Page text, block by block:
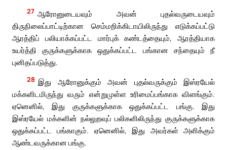
27 ஆரோனுடையவும் அவன் புதல்வருடையவும்
திருநிலைப்பாட்டிற்கான செம்மறிக்கிடாயிலிருந்து எடுக்கப்பட்டு
ஆரத்திப் பலியாக்கப்பட்ட மார்புக் கண்டத்தையும், ஆரத்தியாக
உயர்த்தி குருக்களுக்காக ஒதுக்கப்பட்ட பங்கான சந்தையும் நீ
புனிதப்படுத்து.
28 இது ஆரோனுக்கும் அவன் புதல்வருக்கும் இஸ்ரயேல்
மக்களிடமிருந்து வரும் என்றுமுள்ள உரிமைப்பங்காக விளங்கும்.
ஏனெனில், இது குருக்களுக்காக ஒதுக்கப்பட்ட பங்கு. இது
இஸ்ரயேல் மக்களின் நல்லுறவுப் பலிகளிலிருந்து குருக்களுக்காக
ஒதுக்கப்பட்ட பங்காகும். ஏனெனில், இது அவர்கள் அளிக்கும்
ஆண்டவருக்கான பங்கு.